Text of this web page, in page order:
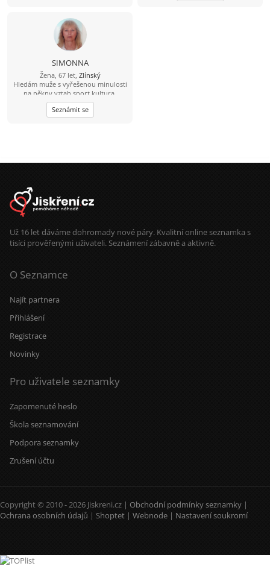
SIMONNA
Žena, 67 let, Zlínský
Hledám muže s vyřešenou minulosti
na pěkny vztah,sport,kultura.
Seznámit se
Už 16 let dáváme dohromady nové páry. Kvalitní online seznamka s
tisíci prověřenými uživateli. Seznámení zábavně a aktivně.
O Seznamce
Najít partnera
Přihlášení
Registrace
Novinky
Pro uživatele seznamky
Zapomenuté heslo
Škola seznamování
Podpora seznamky
Zrušení účtu
Copyright © 2010 - 2026 Jiskreni.cz | Obchodní podmínky seznamky |
Ochrana osobních údajů | Shoptet | Webnode | Nastavení soukromí